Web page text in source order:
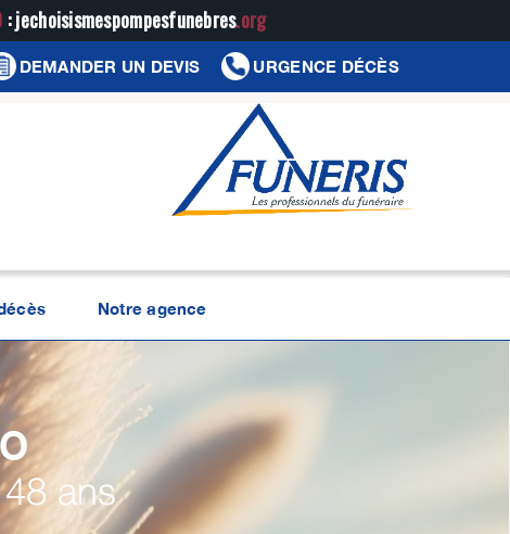
: jechoisismespompesfunebres.org
DEMANDER UN DEVIS URGENCE DÉCÈS
Notre agence
ans